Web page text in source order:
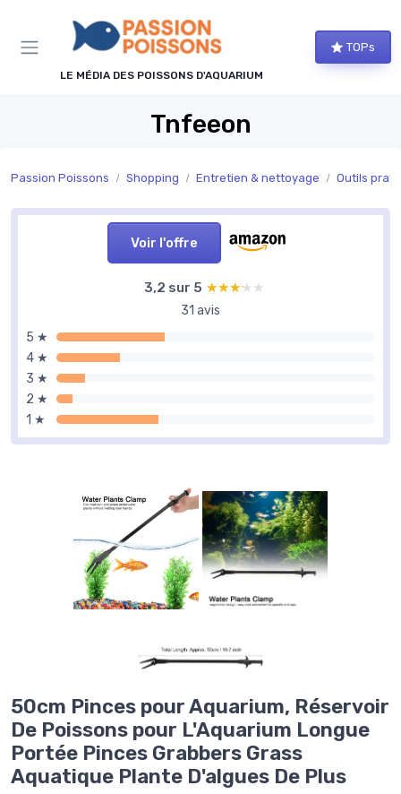
LE MÉDIA DES POISSONS D'AQUARIUM
TOPs
Tnfeeon
Passion Poissons Shopping Entretien & nettoyage Outils
Voir l'offre
3,2 sur 5 ★★★★★
★★★★★
31 avis
5 ★
4 ★
3 ★
2 ★
1 ★
50cm Pinces pour Aquarium, Réservoir
De Poissons pour L'Aquarium Longue
Portée Pinces Grabbers Grass
Aquatique Plante D'algues De Plus